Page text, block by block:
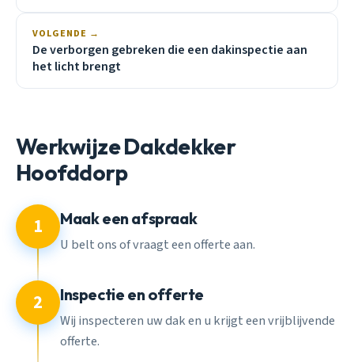
VOLGENDE →
De verborgen gebreken die een dakinspectie aan
het licht brengt
Werkwijze Dakdekker
Hoofddorp
1 Maak een afspraak
U belt ons of vraagt een offerte aan.
2 Inspectie en offerte
Wij inspecteren uw dak en u krijgt een vrijblijvende
offerte.